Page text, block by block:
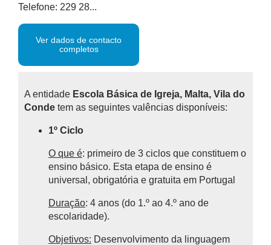
Telefone: 229 28...
Ver dados de contacto
completos
A entidade Escola Básica de Igreja, Malta, Vila do
Conde tem as seguintes valências disponíveis:
1º Ciclo
O que é: primeiro de 3 ciclos que constituem o
ensino básico. Esta etapa de ensino é
universal, obrigatória e gratuita em Portugal
Duração: 4 anos (do 1.º ao 4.º ano de
escolaridade).
Objetivos: Desenvolvimento da linguagem